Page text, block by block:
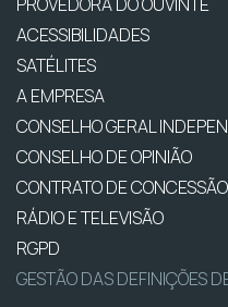
ACESSIBILIDADES
SATÉLITES
A EMPRESA
CONSELHO GERAL
CONSELHO DE OPINIÃO
CONTRATO DE
RÁDIO E TELEVISÃO
RGPD
GESTÃO DAS DEFINIÇÕES